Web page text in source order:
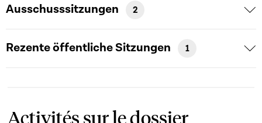
Ausschusssitzungen 2
Rezente öffentliche Sitzungen 1
Activités sur le dossier